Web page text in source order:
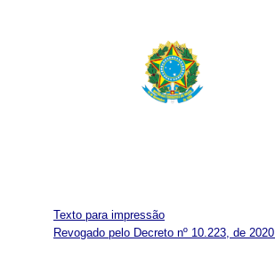
Texto para impressão
Revogado pelo Decreto nº 10.223, de 2020